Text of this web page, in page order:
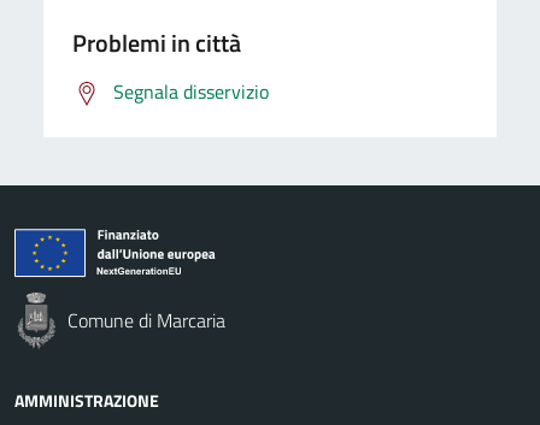
Problemi in città
Segnala disservizio
Comune di Marcaria
AMMINISTRAZIONE